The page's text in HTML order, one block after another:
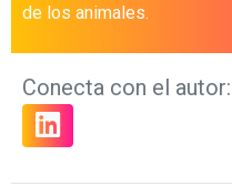
de los animales.
Conecta con el autor: